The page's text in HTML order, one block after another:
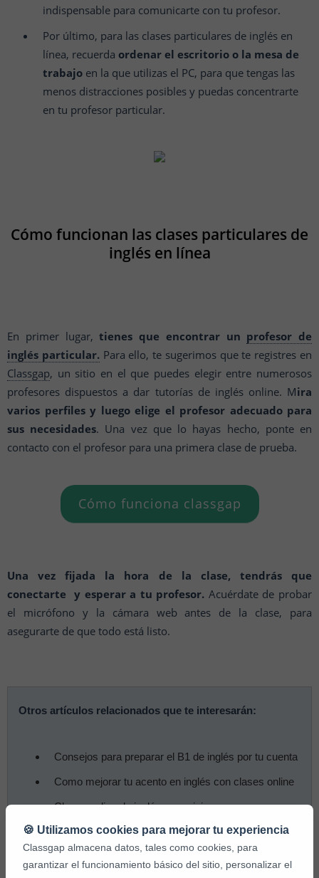
indispensable para comunicarte con tu profesor.
Por último, para las clases particulares de inglés en
línea, recuerda ordenar el escritorio o la mesa de
trabajo en la que utilizas el PC, para que tengas las
menos distracciones posibles y puedas concentrarte
en tu profesor particular.
Cómo funcionan las clases particulares de
inglés en línea
En primer lugar,tienes que encontrar un profesor de
inglés particular.Para ello, te sugerimos que te registres en
Classgap, un sitio en el que puedes elegir entre numerosos
profesores dispuestos a dar tutorías de inglés online. Mira
varios perfiles y luego elige el profesor adecuado para
sus necesidades. Una vez que lo hayas hecho, ponte en
contacto con el profesor para una primera clase de prueba.
Cómo funciona classgap
Una vez fijada la hora de la clase, tendrás que
conectarte y esperar a tu profesor. Acuérdate de probar
el micrófono y la cámara web antes de la clase, para
asegurarte de que todo está listo.
Otros artículos relacionados que te interesarán:
Consejos para preparar el B1 de inglés por tu cuenta
Como mejorar tu acento en inglés con clases online
Clases online de inglés para viajar
Mejora tu media con clases de inglés online
Cómo encontrar un profesor de inglés online
🍪 Utilizamos cookies para mejorar tu experiencia
Classgap almacena datos, tales como cookies, para
garantizar el funcionamiento básico del sitio, personalizar el